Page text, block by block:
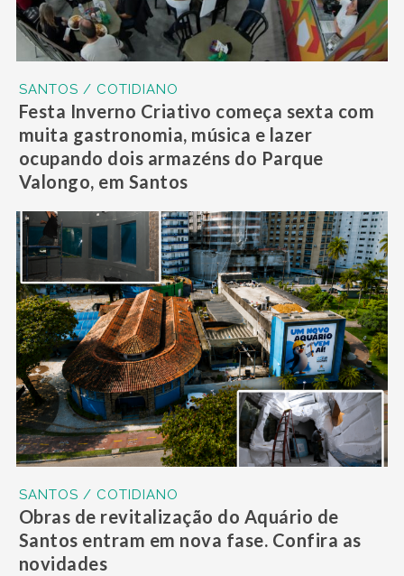
SANTOS / COTIDIANO
Festa Inverno Criativo começa sexta com
muita gastronomia, música e lazer
ocupando dois armazéns do Parque
Valongo, em Santos
SANTOS / COTIDIANO
Obras de revitalização do Aquário de
Santos entram em nova fase. Confira as
novidades